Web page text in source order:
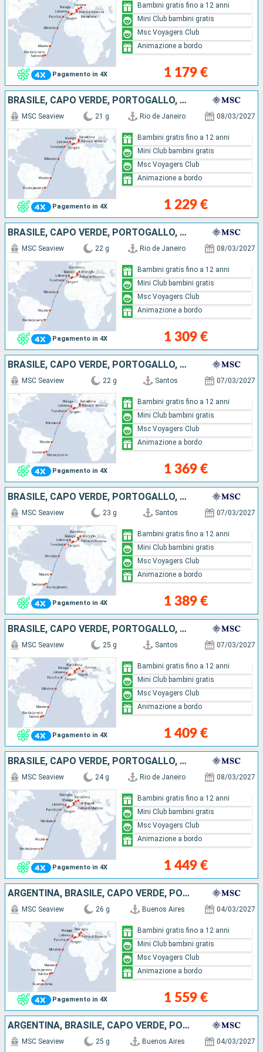
Pagamento in 4X 1 179 €
Bambini gratis fino a 12 anni
Mini Club bambini gratis
Msc Voyagers Club
Animazione a bordo
BRASILE, CAPO VERDE, PORTOGALLO, MAROCCO, SPAGNA, MAIORCA
Pagamento in 4X
MSC Seaview 21 g Rio de Janeiro 08/03/2027
1 229 €
Bambini gratis fino a 12 anni
Mini Club bambini gratis
Msc Voyagers Club
Animazione a bordo
BRASILE, CAPO VERDE, PORTOGALLO, MAROCCO, MAIORCA, SPAGNA, FRANCIA
Pagamento in 4X
MSC Seaview 22 g Rio de Janeiro 08/03/2027
1 309 €
Bambini gratis fino a 12 anni
Mini Club bambini gratis
Msc Voyagers Club
Animazione a bordo
BRASILE, CAPO VERDE, PORTOGALLO, MAROCCO, SPAGNA, MAIORCA
Pagamento in 4X
MSC Seaview 22 g Santos 07/03/2027
1 369 €
Bambini gratis fino a 12 anni
Mini Club bambini gratis
Msc Voyagers Club
Animazione a bordo
BRASILE, CAPO VERDE, PORTOGALLO, MAROCCO, SPAGNA, MAIORCA, FRANCIA
Pagamento in 4X
MSC Seaview 23 g Santos 07/03/2027
1 389 €
Bambini gratis fino a 12 anni
Mini Club bambini gratis
Msc Voyagers Club
Animazione a bordo
BRASILE, CAPO VERDE, PORTOGALLO, MAROCCO, SPAGNA, MAIORCA, FRANCIA, ITALIA
Pagamento in 4X
MSC Seaview 25 g Santos 07/03/2027
1 409 €
Bambini gratis fino a 12 anni
Mini Club bambini gratis
Msc Voyagers Club
Animazione a bordo
BRASILE, CAPO VERDE, PORTOGALLO, MAROCCO, SPAGNA, MAIORCA, FRANCIA, ITALIA
Pagamento in 4X
MSC Seaview 24 g Rio de Janeiro 08/03/2027
1 449 €
Bambini gratis fino a 12 anni
Mini Club bambini gratis
Msc Voyagers Club
Animazione a bordo
ARGENTINA, BRASILE, CAPO VERDE, PORTOGALLO, MAROCCO, SPAGNA, MAIORCA, FRANCIA
Pagamento in 4X
MSC Seaview 26 g Buenos Aires 04/03/2027
1 559 €
Bambini gratis fino a 12 anni
Mini Club bambini gratis
Msc Voyagers Club
Animazione a bordo
ARGENTINA, BRASILE, CAPO VERDE, PORTOGALLO, MAROCCO, MAIORCA, SPAGNA
MSC Seaview 25 g Buenos Aires 04/03/2027